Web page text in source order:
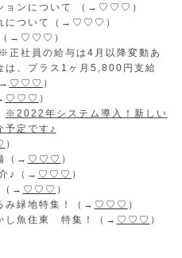
ョンについて （→ ♡♡♡ ）
について（→ ♡♡♡ ）
→ ♡♡♡ ）
正社員の給与は4月以降変動あ
は、プラス1ヶ月5,800円支給
♡♡♡ ）
♡♡♡ ）
※2022年システム導入！新しい
予定です♪
）
（→ ♡♡♡ ）
♪（→ ♡♡♡ ）
（→ ♡♡♡ ）
み緑地特集！（→ ♡♡♡ ）
し魚住東 特集！（→ ♡♡♡ ）